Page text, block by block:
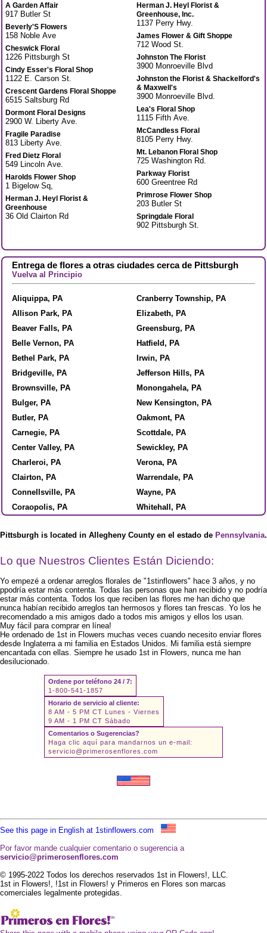
A Garden Affair
917 Butler St
Beverly'S Flowers
158 Noble Ave
Cheswick Floral
1226 Pittsburgh St
Cindy Esser's Floral Shop
1122 E. Carson St.
Crescent Gardens Floral Shoppe
6515 Saltsburg Rd
Dormont Floral Designs
2900 W. Liberty Ave.
Fragile Paradise
813 Liberty Ave.
Fred Dietz Floral
549 Lincoln Ave.
Harolds Flower Shop
1 Bigelow Sq,
Herman J. Heyl Florist &
Greenhouse
36 Old Clairton Rd
Herman J. Heyl Florist &
Greenhouse, Inc.
1137 Perry Hwy.
James Flower & Gift Shoppe
712 Wood St.
Johnston The Florist
3900 Monroeville Blvd
Johnston the Florist & Shackelford's
& Maxwell's
3900 Monroeville Blvd.
Lea's Floral Shop
1115 Fifth Ave.
McCandless Floral
8105 Perry Hwy.
Mt. Lebanon Floral Shop
725 Washington Rd.
Parkway Florist
600 Greentree Rd
Primrose Flower Shop
203 Butler St
Springdale Floral
902 Pittsburgh St.
Entrega de flores a otras ciudades cerca de Pittsburgh
Vuelva al Principio
Aliquippa, PA
Allison Park, PA
Beaver Falls, PA
Belle Vernon, PA
Bethel Park, PA
Bridgeville, PA
Brownsville, PA
Bulger, PA
Butler, PA
Carnegie, PA
Center Valley, PA
Charleroi, PA
Clairton, PA
Connellsville, PA
Coraopolis, PA
Cranberry Township, PA
Elizabeth, PA
Greensburg, PA
Hatfield, PA
Irwin, PA
Jefferson Hills, PA
Monongahela, PA
New Kensington, PA
Oakmont, PA
Scottdale, PA
Sewickley, PA
Verona, PA
Warrendale, PA
Wayne, PA
Whitehall, PA
Pittsburgh is located in Allegheny County en el estado de Pennsylvania.
Lo que Nuestros Clientes Están Diciendo:
Yo empezé a ordenar arreglos florales de "1stinflowers" hace 3 años, y no
ppodría estar más contenta. Todas las personas que han recibido y no podría
estar más contenta. Todos los que reciben las flores me han dicho que
nunca habían recibido arreglos tan hermosos y flores tan frescas. Yo los he
recomendado a mis amigos dado a todos mis amigos y ellos los usan.
Muy fácil para comprar en línea!
He ordenado de 1st in Flowers muchas veces cuando necesito enviar flores
desde Inglaterra a mi familia en Estados Unidos. Mi familia está siempre
encantada con ellas. Siempre he usado 1st in Flowers, nunca me han
desilucionado.
Ordene por teléfono 24 / 7:
1-800-541-1857
Horario de servicio al cliente:
8 AM - 5 PM CT Lunes - Viernes
9 AM - 1 PM CT Sábado
Comentarios o Sugerencias?
Haga clic aquí para mandarnos un e-mail:
servicio@primerosenflores.com
See this page in English at 1stinflowers.com
Por favor mande cualquier comentario o sugerencia a
servicio@primerosenflores.com
© 1995-2022 Todos los derechos reservados 1st in Flowers!, LLC.
1st in Flowers!, !1st in Flowers! y Primeros en Flores son marcas
comerciales legalmente protegidas.